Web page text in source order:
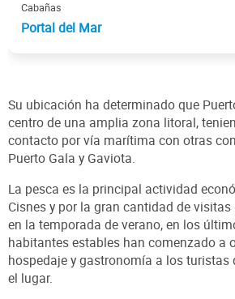
Cabañas
Portal del Mar
Su ubicación ha determinado que
centro de una amplia zona litoral,
contacto por vía marítima con otras
Puerto Gala y Gaviota.
La pesca es la principal actividad
Cisnes y por la gran cantidad de
en la temporada de verano, en los
habitantes estables han comenzado a
hospedaje y gastronomía a los turistas
el lugar.